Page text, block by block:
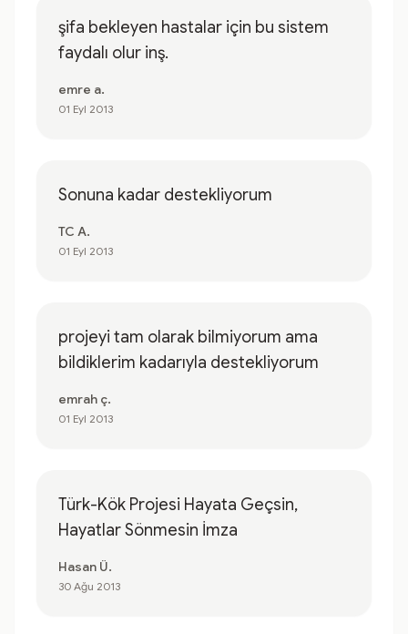
şifa bekleyen hastalar için bu sistem
faydalı olur inş.
emre a.
01 Eyl 2013
Sonuna kadar destekliyorum
TC A.
01 Eyl 2013
projeyi tam olarak bilmiyorum ama
bildiklerim kadarıyla destekliyorum
emrah ç.
01 Eyl 2013
Türk-Kök Projesi Hayata Geçsin,
Hayatlar Sönmesin İmza
Hasan Ü.
30 Ağu 2013